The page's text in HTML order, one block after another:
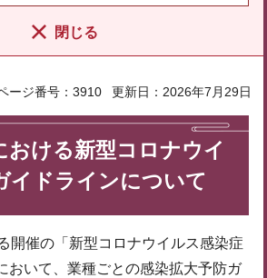
閉じる
ージ番号：3910 更新日：2026年7月29日
おける新型コロナウイ
イドラインについて
開催の「新型コロナウイルス感染症
おいて、業種ごとの感染拡大予防ガ